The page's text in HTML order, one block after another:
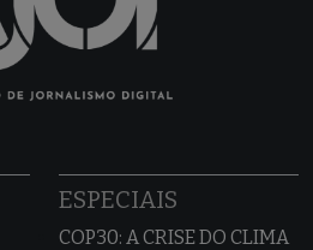
ESPECIAIS
COP30: A CRISE DO CLIMA